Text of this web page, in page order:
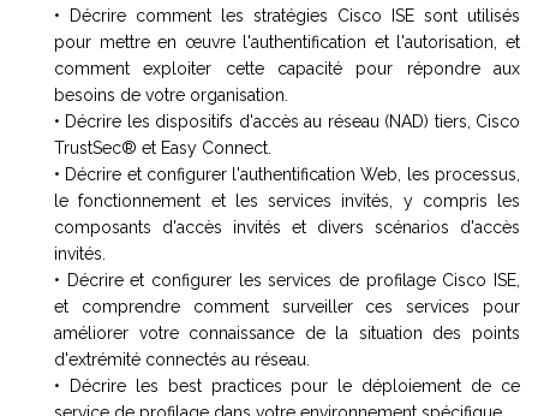
• Décrire comment les stratégies Cisco ISE sont utilisés
pour mettre en œuvre l'authentification et l'autorisation, et
comment exploiter cette capacité pour répondre aux
besoins de votre organisation.
• Décrire les dispositifs d'accès au réseau (NAD) tiers, Cisco
TrustSec® et Easy Connect.
• Décrire et configurer l'authentification Web, les processus,
le fonctionnement et les services invités, y compris les
composants d'accès invités et divers scénarios d'accès
invités.
• Décrire et configurer les services de profilage Cisco ISE,
et comprendre comment surveiller ces services pour
améliorer votre connaissance de la situation des points
d'extrémité connectés au réseau.
• Décrire les best practices pour le déploiement de ce